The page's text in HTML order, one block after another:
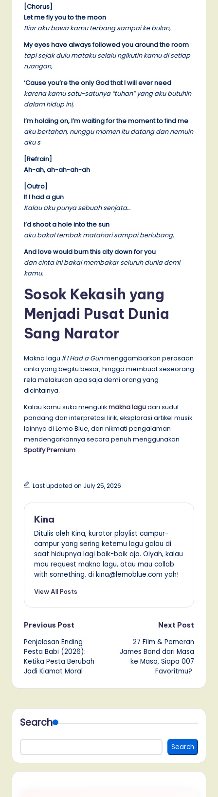
[Chorus]
Let me fly you to the moon
Biar aku bawa kamu terbang sampai ke bulan,
My eyes have always followed you around the room
tapi sejak dulu mataku selalu ngikutin kamu di setiap
ruangan,
‘Cause you’re the only God that I will ever need
karena kamu satu-satunya “tuhan” yang aku butuhin
dalam hidup ini,
I’m holding on, I’m waiting for the moment to find me
aku bertahan, nunggu momen itu datang dan nemuin
aku s
[Refrain]
Ah-ah, ah-ah-ah-ah
[Outro]
If I had a gun
Kalau aku punya sebuah senjata…
I’d shoot a hole into the sun
aku bakal tembak matahari sampai berlubang,
And love would burn this city down for you
dan cinta ini bakal membakar seluruh dunia demi
kamu.
Sosok Kekasih yang
Menjadi Pusat Dunia
Sang Narator
Makna lagu If I Had a Gunmenggambarkan perasaan
cinta yang begitu besar, hingga membuat seseorang
rela melakukan apa saja demi orang yang
dicintainya.
Kalau kamu suka mengulikmakna lagudari sudut
pandang dan interpretasi lirik, eksplorasi artikel musik
lainnya di Lemo Blue, dan nikmati pengalaman
mendengarkannya secara penuh menggunakan
Spotify Premium.
Last updated on July 25, 2026
Kina
Ditulis oleh Kina, kurator playlist campur-
campur yang sering ketemu lagu galau di
saat hidupnya lagi baik-baik aja. Oiyah, kalau
mau request makna lagu, atau mau collab
with something, di kina@lemoblue.com yah!
View All Posts
Post
navigation
Previous Post
Penjelasan Ending
Pesta Babi (2026):
Ketika Pesta Berubah
Jadi Kiamat Moral
Next Post
27 Film & Pemeran
James Bond dari Masa
ke Masa, Siapa 007
Favoritmu?
Search
Search